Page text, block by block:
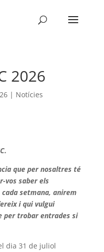
2026
| Notícies
que per nosaltres té
vos saber els
setmana, anirem
i qui vulgui
per trobar entrades si
dia 31 de juliol